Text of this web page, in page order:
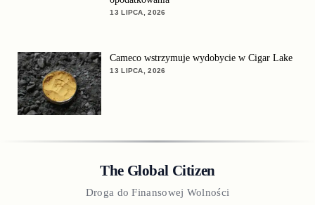
13 LIPCA, 2026
Cameco wstrzymuje wydobycie w Cigar Lake
13 LIPCA, 2026
The Global Citizen
Droga do Finansowej Wolności